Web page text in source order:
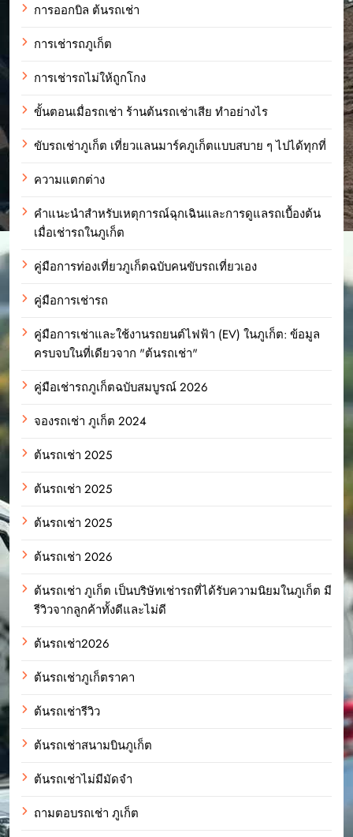
การออกบิล ต้นรถเช่า
การเช่ารถภูเก็ต
การเช่ารถไม่ให้ถูกโกง
ขั้นตอนเมื่อรถเช่า ร้านต้นรถเช่าเสีย ทำอย่างไร
ขับรถเช่าภูเก็ต เที่ยวแลนมาร์คภูเก็ตแบบสบาย ๆ ไปได้ทุกที่
ความแตกต่าง
คำแนะนำสำหรับเหตุการณ์ฉุกเฉินและการดูแลรถเบื้องต้น
เมื่อเช่ารถในภูเก็ต
คู่มือการท่องเที่ยวภูเก็ตฉบับคนขับรถเที่ยวเอง
คู่มือการเช่ารถ
คู่มือการเช่าและใช้งานรถยนต์ไฟฟ้า (EV) ในภูเก็ต: ข้อมูล
ครบจบในที่เดียวจาก "ต้นรถเช่า"
คู่มือเช่ารถภูเก็ตฉบับสมบูรณ์ 2026
จองรถเช่า ภูเก็ต 2024
ต้นรถเช่า 2025
ต้นรถเช่า 2025
ต้นรถเช่า 2025
ต้นรถเช่า 2026
ต้นรถเช่า ภูเก็ต เป็นบริษัทเช่ารถที่ได้รับความนิยมในภูเก็ต มี
รีวิวจากลูกค้าทั้งดีและไม่ดี
ต้นรถเช่า2026
ต้นรถเช่าภูเก็ตราคา
ต้นรถเช่ารีวิว
ต้นรถเช่าสนามบินภูเก็ต
ต้นรถเช่าไม่มีมัดจำ
ถามตอบรถเช่า ภูเก็ต